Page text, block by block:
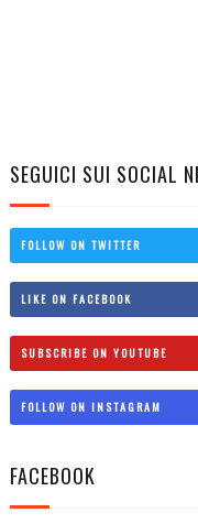
SEGUICI SUI SOCIAL
FOLLOW ON TWITTER
LIKE ON FACEBOOK
SUBSCRIBE ON YOUTUBE
FOLLOW ON INSTAGRAM
FACEBOOK